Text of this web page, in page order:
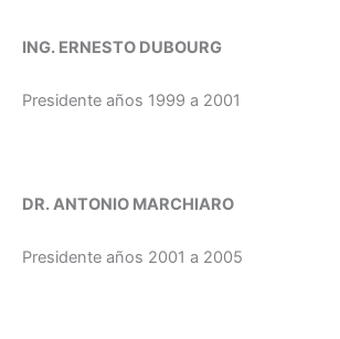
ING. ERNESTO DUBOURG
Presidente años 1999 a 2001
DR. ANTONIO MARCHIARO
Presidente años 2001 a 2005